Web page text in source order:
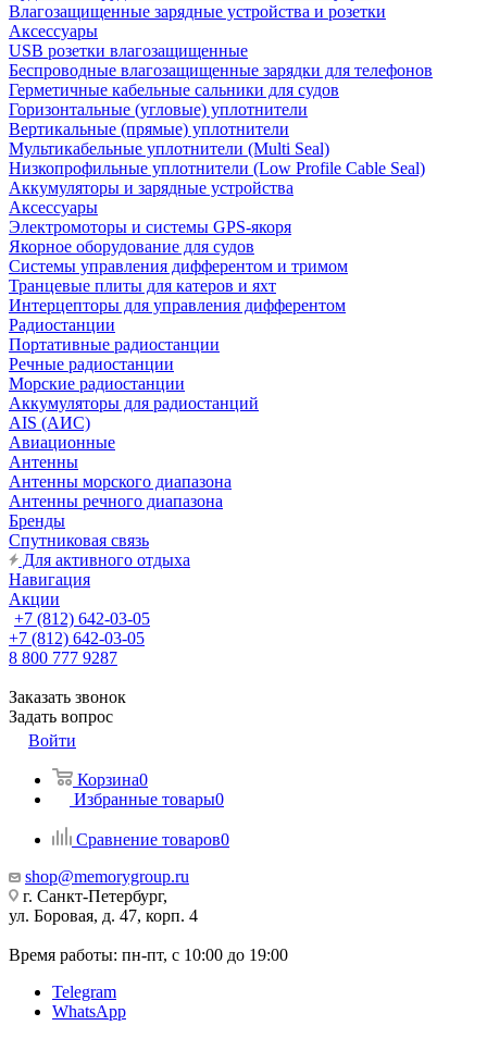
Влагозащищенные зарядные устройства и розетки
Аксессуары
USB розетки влагозащищенные
Беспроводные влагозащищенные зарядки для телефонов
Герметичные кабельные сальники для судов
Горизонтальные (угловые) уплотнители
Вертикальные (прямые) уплотнители
Мультикабельные уплотнители (Multi Seal)
Низкопрофильные уплотнители (Low Profile Cable Seal)
Аккумуляторы и зарядные устройства
Аксессуары
Электромоторы и системы GPS-якоря
Якорное оборудование для судов
Системы управления дифферентом и тримом
Транцевые плиты для катеров и яхт
Интерцепторы для управления дифферентом
Радиостанции
Портативные радиостанции
Речные радиостанции
Морские радиостанции
Аккумуляторы для радиостанций
AIS (АИС)
Авиационные
Антенны
Антенны морского диапазона
Антенны речного диапазона
Бренды
Спутниковая связь
Для активного отдыха
Навигация
Акции
+7 (812) 642-03-05
+7 (812) 642-03-05
8 800 777 9287
Заказать звонок
Задать вопрос
Войти
Корзина0
Избранные товары0
Сравнение товаров0
shop@memorygroup.ru
г. Санкт-Петербург,
ул. Боровая, д. 47, корп. 4
Время работы: пн-пт, с 10:00 до 19:00
Telegram
WhatsApp